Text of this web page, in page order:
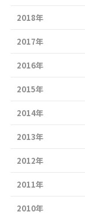
2018年
2017年
2016年
2015年
2014年
2013年
2012年
2011年
2010年